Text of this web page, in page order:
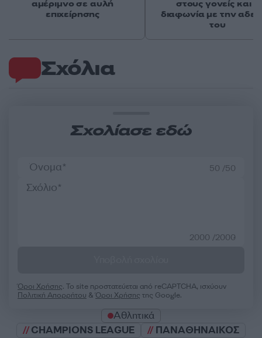
Σχόλια
Σχολίασε εδώ
50 /50
2000 /2000
Όροι Χρήσης. Το site προστατεύεται από reCAPTCHA, ισχύουν
Πολιτική Απορρήτου &Όροι Χρήσης της Google.
Αθλητικά
CHAMPIONS LEAGUE
ΠΑΝΑΘΗΝΑΙΚΟΣ
αμέριμνο σε αυλή
επιχείρησης
στους γονείς και η
διαφωνία με την
του